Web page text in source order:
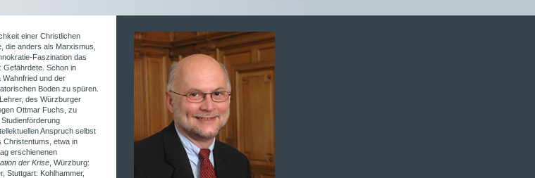
einer Christlichen
die anders als Marxismus,
Faszination das
Gefährdete. Schon in
Wahnfried und der
Boden zu spüren.
des Würzburger
Ottmar Fuchs, zu
Anspruch selbst
Christentums, etwa in
erschienenen
der Krise , Würzburg:
Stuttgart: Kohlhammer,